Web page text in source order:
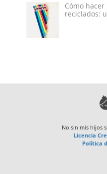
Cómo
reciclados:
No sin mis hijos
Licencia
Política